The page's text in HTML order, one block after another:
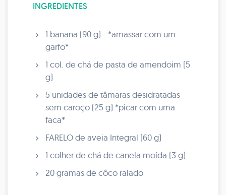
INGREDIENTES
1 banana (90 g) - *amassar com um
garfo*
1 col. de chá de pasta de amendoim (5
g)
5 unidades de tâmaras desidratadas
sem caroço (25 g) *picar com uma
faca*
FARELO de aveia Integral (60 g)
1 colher de chá de canela moída (3 g)
20 gramas de côco ralado